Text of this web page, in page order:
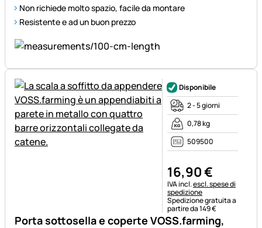
Non richiede molto spazio, facile da montare
Resistente e ad un buon prezzo
Porta sottosella e coperte VOSS.farming,
Disponibile
2 - 5 giorni
0,78 kg
509500
16,90€
Informazioni fiscali:
IVA incl.escl. spese di
spedizione
Spedizione gratuita a
partire da 149 €